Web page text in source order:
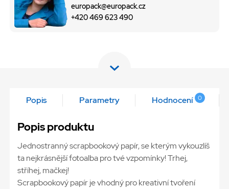
europack@europack.cz
+420 469 623 490
Popis Parametry Hodnocení 0
Popis produktu
Jednostranný scrapbookový papír, se kterým vykouzlíš
ta nejkrásnější fotoalba pro tvé vzpomínky! Trhej,
stříhej, mačkej!
Scrapbookový papír je vhodný pro kreativní tvoření